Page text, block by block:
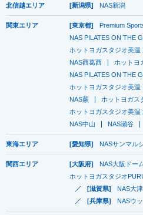
北信越エリア [新潟県] NAS新潟
関東エリア [東京都] Premium
NAS PILATES ON THE
ホットヨガスタジオ美温
NAS西葛西
ホットヨ
NAS PILATES ON THE
ホットヨガスタジオ美温
NAS蕨
ホットヨガス
ホットヨガスタジオ美温
NAS中山
NAS瀬谷
東海エリア [愛知県] NASサンマル
関西エリア [大阪府] NAS大阪ドー
ホットヨガスタジオ
[滋賀県]
NAS大
[兵庫県]
NASウ